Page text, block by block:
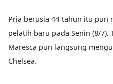
Pria berusia 44 tahun itu pun
pelatih baru pada Senin (8/7).
Maresca pun langsung
Chelsea.